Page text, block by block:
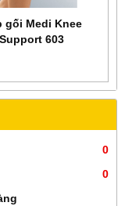
0
0
gối Medi Knee
Support 603